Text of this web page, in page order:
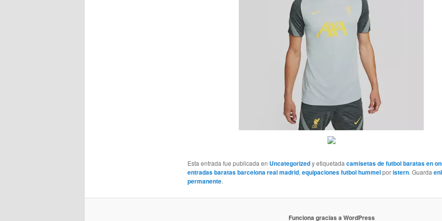
Esta entrada fue publicada en Uncategorizedy etiquetadacamisetas de futbol baratas en
entradas baratas barcelona real madrid,equipaciones futbol hummelporistern. Guarda
permanente.
Funciona gracias a WordPress